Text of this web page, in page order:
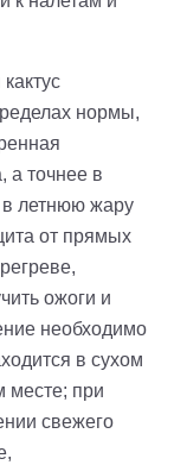
нормы,
а точнее в
в летнюю жару
от прямых
ожоги и
необходимо
в сухом
месте; при
свежего